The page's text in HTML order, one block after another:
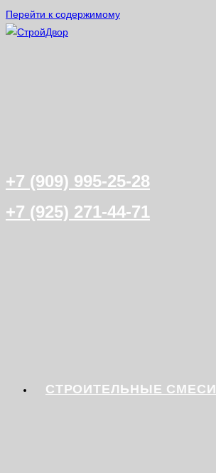
Перейти к содержимому
+7 (909) 995-25-28
+7 (925) 271-44-71
СТРОИТЕЛЬНЫЕ СМЕСИ